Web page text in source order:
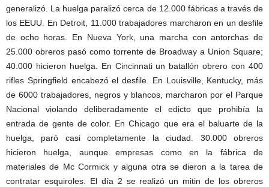
generalizó. La huelga paralizó cerca de 12.000 fábricas a través de
los EEUU. En Detroit, 11.000 trabajadores marcharon en un desfile
de ocho horas. En Nueva York, una marcha con antorchas de
25.000 obreros pasó como torrente de Broadway a Union Square;
40.000 hicieron huelga. En Cincinnati un batallón obrero con 400
rifles Springfield encabezó el desfile. En Louisville, Kentucky, más
de 6000 trabajadores, negros y blancos, marcharon por el Parque
Nacional violando deliberadamente el edicto que prohibía la
entrada de gente de color. En Chicago que era el baluarte de la
huelga, paró casi completamente la ciudad. 30.000 obreros
hicieron huelga, aunque empresas como en la fábrica de
materiales de Mc Cormick y alguna otra se dieron a la tarea de
contratar esquiroles. El día 2 se realizó un mitin de los obreros